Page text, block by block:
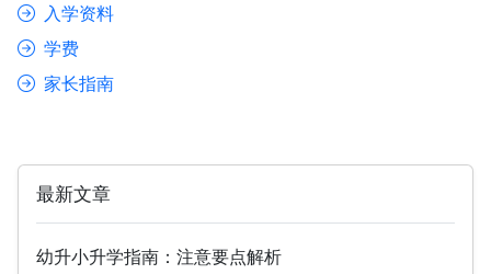
入学资料
学费
家长指南
最新文章
幼升小升学指南：注意要点解析